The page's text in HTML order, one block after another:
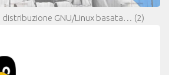
distribuzione GNU/Linux basata… (2)